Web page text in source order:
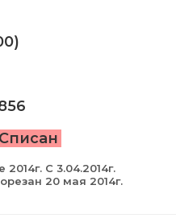
Списан
С 3.04.2014г.
20 мая 2014г.